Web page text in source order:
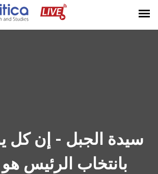
سيدة الجبل - إن كل
بانتخاب الرئيس هو